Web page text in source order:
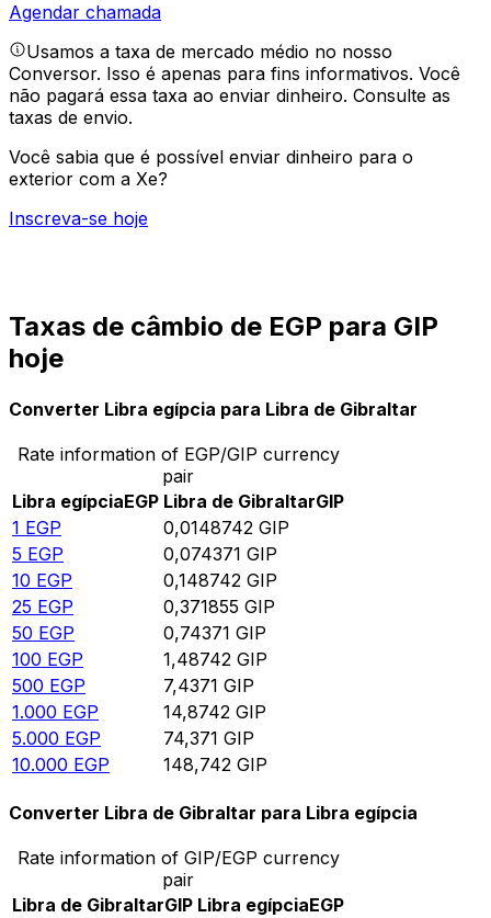
Agendar chamada
Usamos a taxa de mercado médio no nosso
Conversor. Isso é apenas para fins informativos. Você
não pagará essa taxa ao enviar dinheiro. Consulte as
taxas de envio.
Você sabia que é possível enviar dinheiro para o
exterior com a Xe?
Inscreva-se hoje
Taxas de câmbio de EGP para GIP
hoje
Converter Libra egípcia para Libra de Gibraltar
Rate information of EGP/GIP currency
pair
Libra egípciaEGP Libra de GibraltarGIP
1 EGP 0,0148742 GIP
5 EGP 0,074371 GIP
10 EGP 0,148742 GIP
25 EGP 0,371855 GIP
50 EGP 0,74371 GIP
100 EGP 1,48742 GIP
500 EGP 7,4371 GIP
1.000 EGP 14,8742 GIP
5.000 EGP 74,371 GIP
10.000 EGP 148,742 GIP
Converter Libra de Gibraltar para Libra egípcia
Rate information of GIP/EGP currency
pair
Libra de GibraltarGIP Libra egípciaEGP